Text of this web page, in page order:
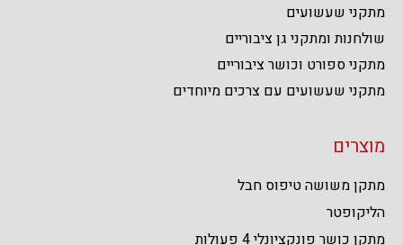
מתקני שעשועים
שולחנות ומתקני גן ציבוריים
מתקני ספורט וכושר ציבוריים
מתקני שעשועים עם צרכים מיוחדים
מוצרים
מתקן משושה טיפוס חבל
הליקופטר
מתקן כושר פונקציונלי 4 פעולות